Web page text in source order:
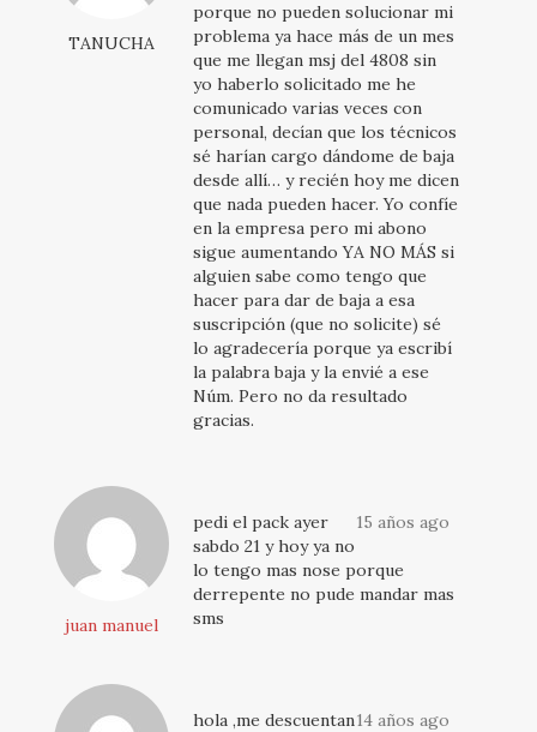
TANUCHA
porque no pueden solucionar mi
problema ya hace más de un mes
que me llegan msj del 4808 sin
yo haberlo solicitado me he
comunicado varias veces con
personal, decían que los técnicos
sé harían cargo dándome de baja
desde allí… y recién hoy me dicen
que nada pueden hacer. Yo confíe
en la empresa pero mi abono
sigue aumentando YA NO MÁS si
alguien sabe como tengo que
hacer para dar de baja a esa
suscripción (que no solicite) sé
lo agradecería porque ya escribí
la palabra baja y la envié a ese
Núm. Pero no da resultado
gracias.
juan manuel
15 años ago
pedi el pack ayer
sabdo 21 y hoy ya no
lo tengo mas nose porque
derrepente no pude mandar mas
sms
14 años ago
hola ,me descuentan